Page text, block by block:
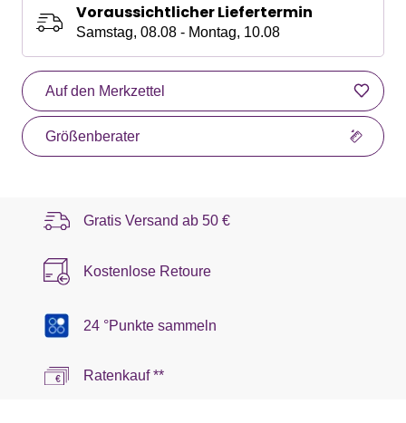
Voraussichtlicher Liefertermin
Samstag, 08.08 - Montag, 10.08
Auf den Merkzettel
Größenberater
Gratis Versand ab 50 €
Kostenlose Retoure
24 °Punkte sammeln
Ratenkauf **